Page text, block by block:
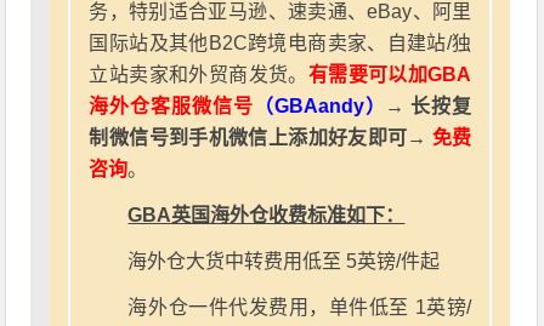
务，特别适合亚马逊、速卖通、eBay、阿里
国际站及其他B2C跨境电商卖家、自建站/独
立站卖家和外贸商发货。 有需要可以加GBA
海外仓客服微信号 （GBAandy）
→ 长按复
制微信号到手机微信上添加好友即可→ 免费
咨询。
GBA英国海外仓收费标准如下：
海外仓大货中转费用低至 5英镑/件起
海外仓一件代发费用，单件低至 1英镑/